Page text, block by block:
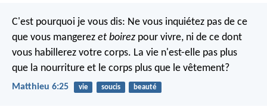
C'est pourquoi je vous dis: Ne vous inquiétez pas de ce
que vous mangerez et boirez pour vivre, ni de ce dont
vous habillerez votre corps. La vie n'est-elle pas plus
que la nourriture et le corps plus que le vêtement?
Matthieu 6:25 vie soucis beauté